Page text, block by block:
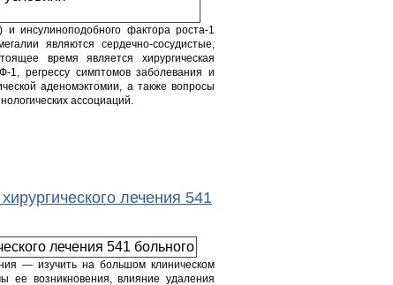
и инсулиноподобного фактора роста-1
являются сердечно-сосудистые,
время является хирургическая
регрессу симптомов заболевания и
аденомэктомии, а также вопросы
ассоциаций.
лечения 541
— изучить на большом клиническом
ее возникновения, влияние удаления